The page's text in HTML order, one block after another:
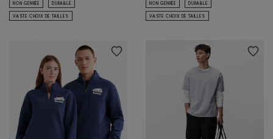
NON GENRÉE DURABLE
VASTE CHOIX DE TAILLES
NON GENRÉE DURABLE
VASTE CHOIX DE TAILLES